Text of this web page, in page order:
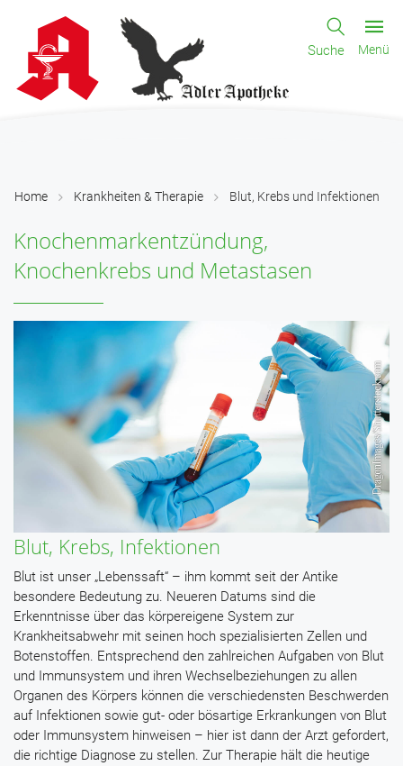
Suche Menü
Home Krankheiten & Therapie Blut, Krebs und Infektionen
Knochenmarkentzündung,
Knochenkrebs und Metastasen
Blut, Krebs, Infektionen
Blut ist unser „Lebenssaft“ – ihm kommt seit der Antike
besondere Bedeutung zu. Neueren Datums sind die
Erkenntnisse über das körpereigene System zur
Krankheitsabwehr mit seinen hoch spezialisierten Zellen und
Botenstoffen. Entsprechend den zahlreichen Aufgaben von Blut
und Immunsystem und ihren Wechselbeziehungen zu allen
Organen des Körpers können die verschiedensten Beschwerden
auf Infektionen sowie gut- oder bösartige Erkrankungen von Blut
oder Immunsystem hinweisen – hier ist dann der Arzt gefordert,
die richtige Diagnose zu stellen. Zur Therapie hält die heutige